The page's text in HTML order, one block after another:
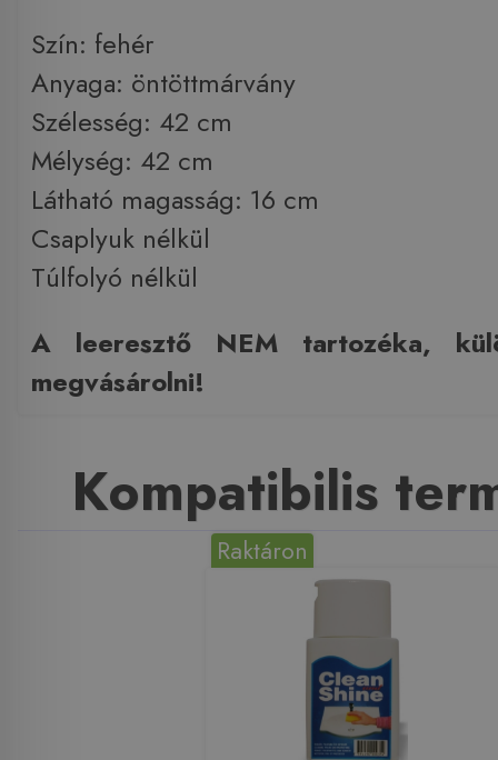
Szín: fehér
Anyaga: öntöttmárvány
Szélesség: 42 cm
Mélység: 42 cm
Látható magasság: 16 cm
Csaplyuk nélkül
Túlfolyó nélkül
A leeresztő NEM tartozéka,
megvásárolni!
Kompatibilis
Raktáron